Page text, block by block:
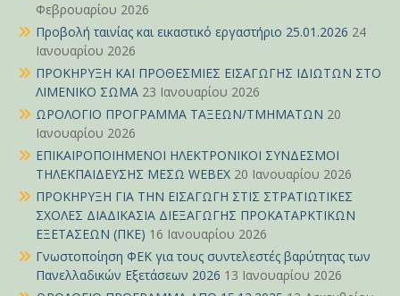
Φεβρουαρίου 2026
Προβολή ταινίας και εικαστικό εργαστήριο 25.01.2026 24
Ιανουαρίου 2026
ΠΡΟΚΗΡΥΞΗ ΚΑΙ ΠΡΟΘΕΣΜΙΕΣ ΕΙΣΑΓΩΓΗΣ ΙΔΙΩΤΩΝ ΣΤΟ
ΛΙΜΕΝΙΚΟ ΣΩΜΑ 23 Ιανουαρίου 2026
ΩΡΟΛΟΓΙΟ ΠΡΟΓΡΑΜΜΑ ΤΑΞΕΩΝ/ΤΜΗΜΑΤΩΝ 20
Ιανουαρίου 2026
ΕΠΙΚΑΙΡΟΠΟΙΗΜΕΝΟΙ ΗΛΕΚΤΡΟΝΙΚΟΙ ΣΥΝΔΕΣΜΟΙ
ΤΗΛΕΚΠΑΙΔΕΥΣΗΣ ΜΕΣΩ WEBEX 20 Ιανουαρίου 2026
ΠΡΟΚΗΡΥΞΗ ΓΙΑ ΤΗΝ ΕΙΣΑΓΩΓΗ ΣΤΙΣ ΣΤΡΑΤΙΩΤΙΚΕΣ
ΣΧΟΛΕΣ ΔΙΑΔΙΚΑΣΙΑ ΔΙΕΞΑΓΩΓΗΣ ΠΡΟΚΑΤΑΡΚΤΙΚΩΝ
ΕΞΕΤΑΣΕΩΝ (ΠΚΕ) 16 Ιανουαρίου 2026
Γνωστοποίηση ΦΕΚ για τους συντελεστές βαρύτητας των
Πανελλαδικών Εξετάσεων 2026 13 Ιανουαρίου 2026